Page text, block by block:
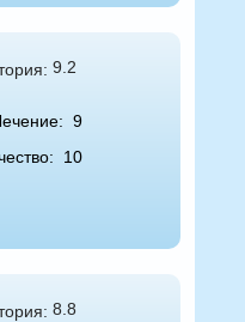
9.2
9
10
8.8